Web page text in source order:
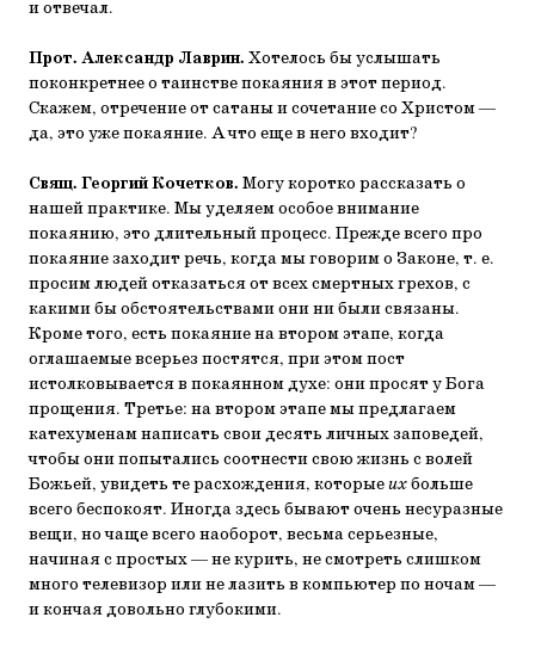
и отвечал.
Прот. Александр Лаврин. Хотелось бы услышать
поконкретнее о таинстве покаяния в этот период.
Скажем, отречение от сатаны и сочетание со Христом —
да, это уже покаяние. А что еще в него входит?
Свящ. Георгий Кочетков. Могу коротко рассказать о
нашей практике. Мы уделяем особое внимание
покаянию, это длительный процесс. Прежде всего про
покаяние заходит речь, когда мы говорим о Законе, т. е.
просим людей отказаться от всех смертных грехов, с
какими бы обстоятельствами они ни были связаны.
Кроме того, есть покаяние на втором этапе, когда
оглашаемые всерьез постятся, при этом пост
истолковывается в покаянном духе: они просят у Бога
прощения. Третье: на втором этапе мы предлагаем
катехуменам написать свои десять личных заповедей,
чтобы они попытались соотнести свою жизнь с волей
Божьей, увидеть те расхождения, которыеихбольше
всего беспокоят. Иногда здесь бывают очень несуразные
вещи, но чаще всего наоборот, весьма серьезные,
начиная с простых — не курить, не смотреть слишком
много телевизор или не лазить в компьютер по ночам —
и кончая довольно глубокими.